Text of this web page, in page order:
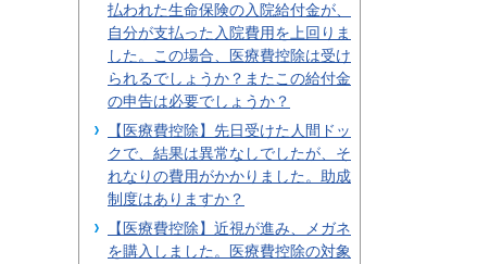
払われた生命保険の入院給付金が、
自分が支払った入院費用を上回りま
した。この場合、医療費控除は受け
られるでしょうか？またこの給付金
の申告は必要でしょうか？
【医療費控除】先日受けた人間ドッ
クで、結果は異常なしでしたが、そ
れなりの費用がかかりました。助成
制度はありますか？
【医療費控除】近視が進み、メガネ
を購入しました。医療費控除の対象